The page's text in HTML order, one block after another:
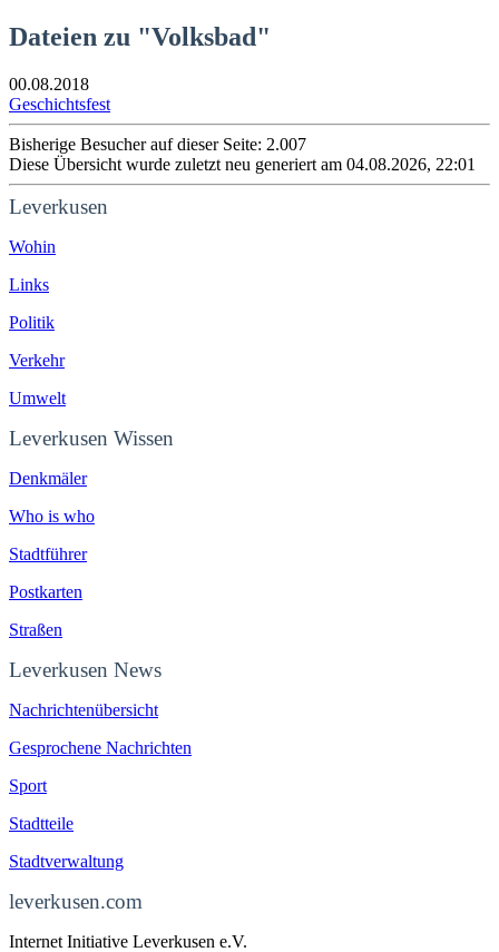
Dateien zu "Volksbad"
00.08.2018
Geschichtsfest
Bisherige Besucher auf dieser Seite: 2.007
Diese Übersicht wurde zuletzt neu generiert am 04.08.2026, 22:01
Leverkusen
Wohin
Links
Politik
Verkehr
Umwelt
Leverkusen Wissen
Denkmäler
Who is who
Stadtführer
Postkarten
Straßen
Leverkusen News
Nachrichtenübersicht
Gesprochene Nachrichten
Sport
Stadtteile
Stadtverwaltung
leverkusen.com
Internet Initiative Leverkusen e.V.